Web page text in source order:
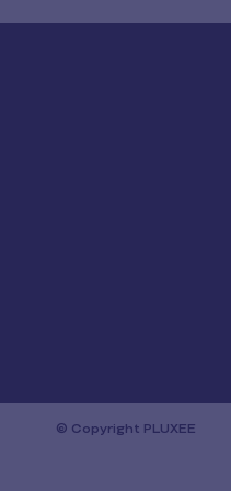
© Copyright PLUXEE